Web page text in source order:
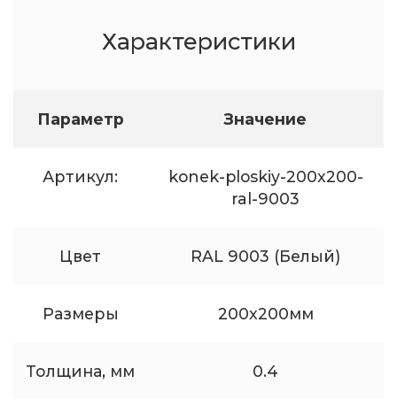
Характеристики
Параметр Значение
Артикул:
konek-ploskiy-200x200-
ral-9003
Цвет RAL 9003 (Белый)
Размеры 200x200мм
Толщина, мм 0.4